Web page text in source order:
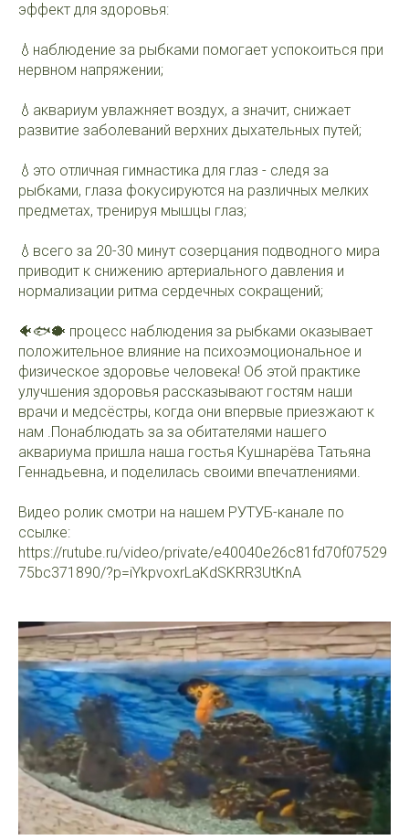
эффект для здоровья:
💧наблюдение за рыбками помогает успокоиться при
нервном напряжении;
💧аквариум увлажняет воздух, а значит, снижает
развитие заболеваний верхних дыхательных путей;
💧это отличная гимнастика для глаз - следя за
рыбками, глаза фокусируются на различных мелких
предметах, тренируя мышцы глаз;
💧всего за 20-30 минут созерцания подводного мира
приводит к снижению артериального давления и
нормализации ритма сердечных сокращений;
🐠🐟🐡 процесс наблюдения за рыбками оказывает
положительное влияние на психоэмоциональное и
физическое здоровье человека! Об этой практике
улучшения здоровья рассказывают гостям наши
врачи и медсёстры, когда они впервые приезжают к
нам .Понаблюдать за за обитателями нашего
аквариума пришла наша гостья Кушнарёва Татьяна
Геннадьевна, и поделилась своими впечатлениями.
Видео ролик смотри на нашем РУТУБ-канале по
ссылке:
https://rutube.ru/video/private/e40040e26c81fd70f07529
75bc371890/?p=iYkpvoxrLaKdSKRR3UtKnA